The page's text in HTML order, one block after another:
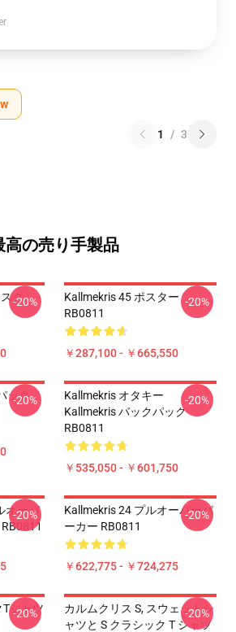
1 / 3
高の売り手製品
ク
-20%
Kallmekris 45 ポスター
RB0811
￥287,100 - ￥665,550
-20%
ック
-20%
Kallmekris オタキー
Kallmekris バックパック
RB0811
￥535,050 - ￥601,750
-20%
オーバ
-20%
Kallmekris 24 プルオーバーパ
ーカー RB0811
￥622,775 - ￥724,275
-20%
Tシャツ
-20%
カルムクリス S, スウェットシ
ャツと S クラシック T シャツ
-20%